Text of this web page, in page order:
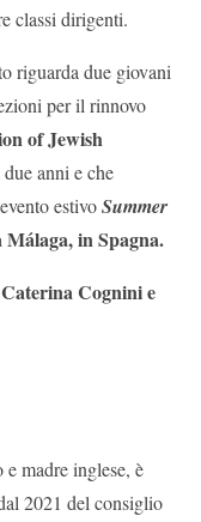
classi dirigenti.
riguarda due giovani
per il rinnovo
of Jewish
anni e che
estivoSummer
Málaga, in Spagna.
Caterina Cognini e
madre inglese, è
2021 del consiglio